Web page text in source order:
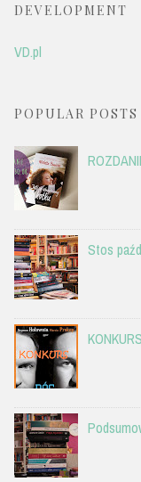
DEVELOPMENT
VD.pl
POPULAR POSTS
Stos